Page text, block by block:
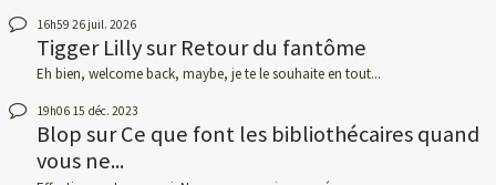
16h59 26 juil. 2026
Tigger LillysurRetour du fantôme
Eh bien, welcome back, maybe, je te le souhaite en tout...
19h06 15 déc. 2023
BlopsurCe que font les bibliothécaires quand
vous ne...